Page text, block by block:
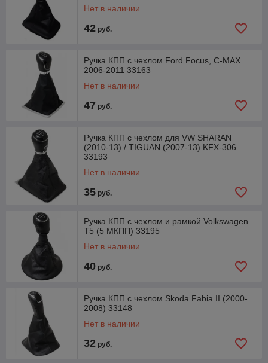
Нет в наличии
42 руб.
Ручка КПП с чехлом Ford Focus, C-MAX
2006-2011 33163
Нет в наличии
47 руб.
Ручка КПП с чехлом для VW SHARAN
(2010-13) / TIGUAN (2007-13) KFX-306
33193
Нет в наличии
35 руб.
Ручка КПП с чехлом и рамкой Volkswagen
T5 (5 МКПП) 33195
Нет в наличии
40 руб.
Ручка КПП с чехлом Skoda Fabia II (2000-
2008) 33148
Нет в наличии
32 руб.